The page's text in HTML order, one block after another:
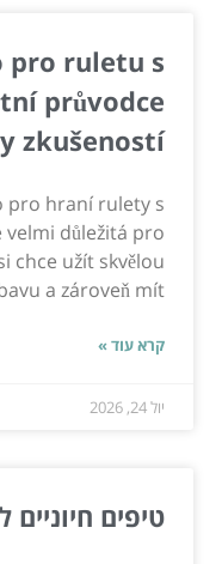
pro ruletu s
průvodce
zkušeností
pro hraní rulety s
velmi důležitá pro
chce užít skvělou
a zároveň mít...
קרא עוד »
יול 24, 2026
טיפים